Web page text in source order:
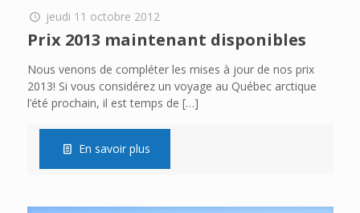
jeudi 11 octobre 2012
Prix 2013 maintenant disponibles
Nous venons de compléter les mises à jour de nos prix
2013! Si vous considérez un voyage au Québec arctique
l’été prochain, il est temps de […]
En savoir plus